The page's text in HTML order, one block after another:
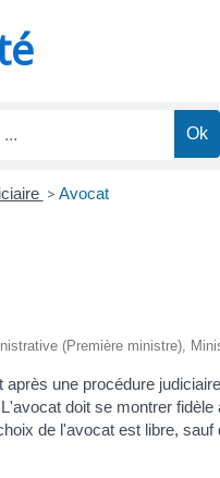
> Avocat
(Première ministre),
une procédure
doit se montrer
de l'avocat est libre,